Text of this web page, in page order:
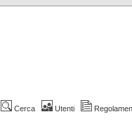
Cerca Utenti